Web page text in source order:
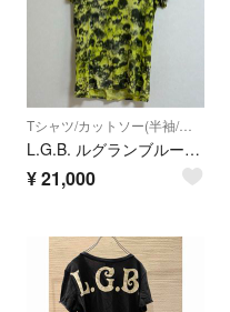
Tシャツ/カットソー(半袖/袖なし)
L.G.B. ルグランブルー スカル Tシャツ
¥21,000